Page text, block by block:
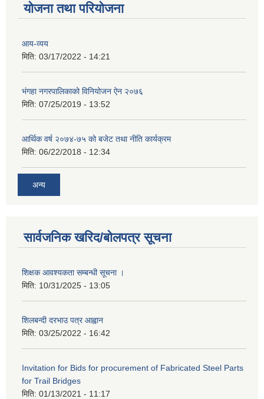
योजना तथा परियोजना
आय-व्यय
मिति: 03/17/2022 - 14:21
भंगहा नगरपालिकाको विनियोजन ऐन २०७६
मिति: 07/25/2019 - 13:52
आर्थिक वर्ष २०७४-७५ को बजेट तथा नीति कार्यक्रम
मिति: 06/22/2018 - 12:34
अन्य
सार्वजनिक खरिद/बोलपत्र सूचना
शिक्षक आवश्यकता सम्बन्धी सूचना ।
मिति: 10/31/2025 - 13:05
शिलबन्दी दरभाउ पत्र आह्वान
मिति: 03/25/2022 - 16:42
Invitation for Bids for procurement of Fabricated Steel Parts
for Trail Bridges
मिति: 01/13/2021 - 11:17